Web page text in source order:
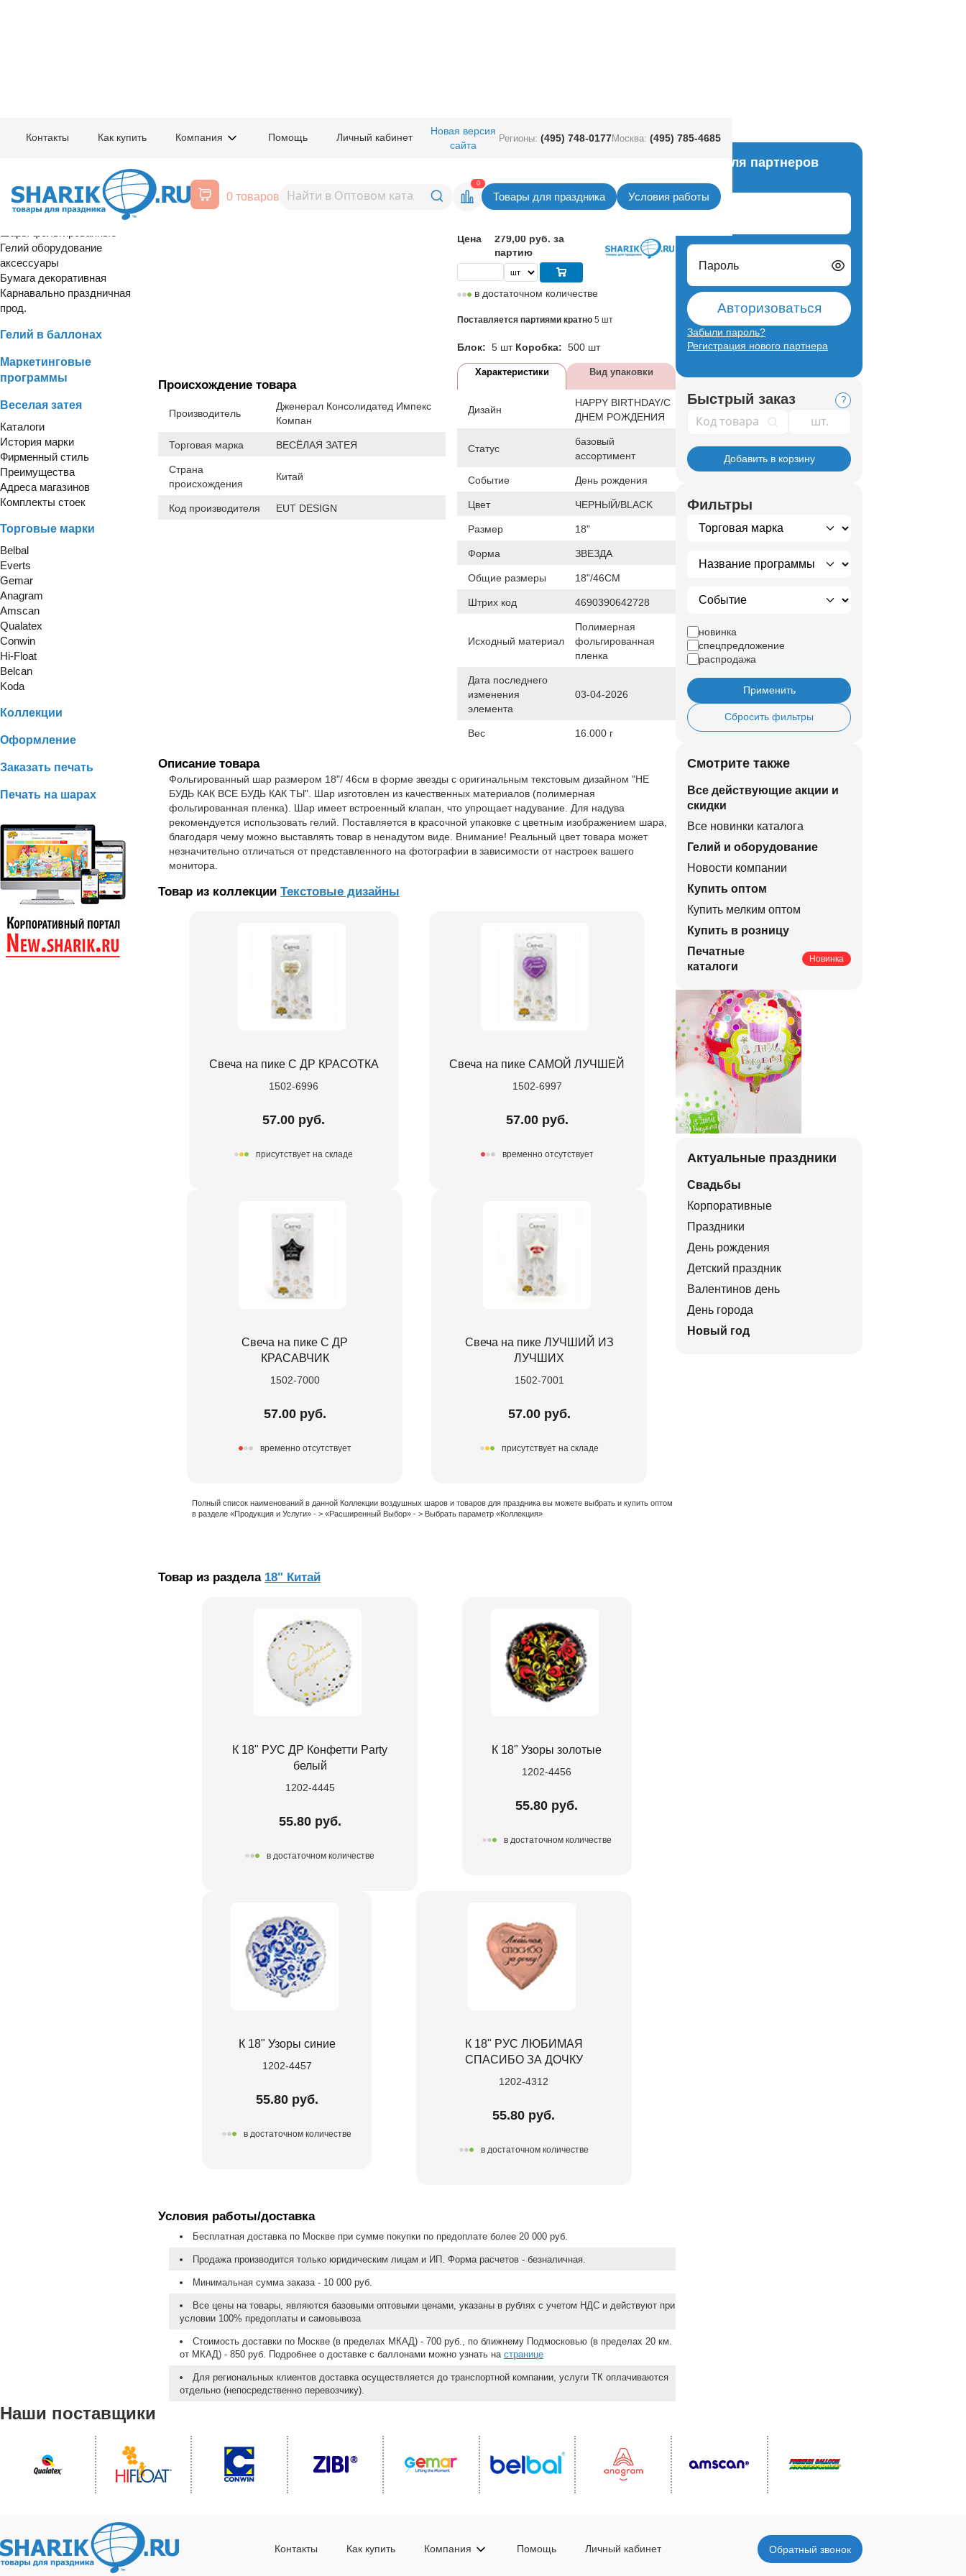
Контакты Как купить Компания Помощь Личный кабинет
Новая версия
сайта
Регионы: (495) 748-0177Москва: (495) 785-4685
0 товаров
0
Товары для праздника Условия работы
Расширенный поиск
Шары латексные
Гелий оборудование
аксессуары
Бумага декоративная
Карнавально праздничная
прод.
Гелий в баллонах
Маркетинговые
программы
Веселая затея
Каталоги
История марки
Фирменный стиль
Преимущества
Адреса магазинов
Комплекты стоек
Торговые марки
Belbal
Everts
Gemar
Anagram
Amscan
Qualatex
Conwin
Hi-Float
Belcan
Koda
Коллекции
Оформление
Заказать печать
Печать на шарах
1202-4260
К 18" РУС НЕ БУДЬ КАК ВСЕ БУДЬ КАК
ТЫ
Происхождение товара
Производитель
Дженерал Консолидатед Импекс
Компан
Торговая марка ВЕСЁЛАЯ ЗАТЕЯ
Страна
происхождения
Китай
Код производителя EUT DESIGN
Цена
279,00 руб. за
партию
в достаточном количестве
Поставляется партиями кратно 5 шт
Блок: 5 шт Коробка: 500 шт
Характеристики Вид упаковки
Дизайн
HAPPY BIRTHDAY/С
ДНЕМ РОЖДЕНИЯ
Статус
базовый
ассортимент
Событие День рождения
Цвет ЧЕРНЫЙ/BLACK
Размер 18"
Форма ЗВЕЗДА
Общие размеры 18"/46СМ
Штрих код 4690390642728
Исходный материал
Полимерная
фольгированная
пленка
Дата последнего
изменения
элемента
03-04-2026
Вес 16.000 г
Описание товара
Фольгированный шар размером 18"/ 46см в форме звезды с оригинальным текстовым дизайном "НЕ
БУДЬ КАК ВСЕ БУДЬ КАК ТЫ". Шар изготовлен из качественных материалов (полимерная
фольгированная пленка). Шар имеет встроенный клапан, что упрощает надувание. Для надува
рекомендуется использовать гелий. Поставляется в красочной упаковке с цветным изображением шара,
благодаря чему можно выставлять товар в ненадутом виде. Внимание! Реальный цвет товара может
незначительно отличаться от представленного на фотографии в зависимости от настроек вашего
монитора.
Товар из коллекции Текстовые дизайны
Свеча на пике С ДР КРАСОТКА
1502-6996
57.00 руб.
присутствует на складе
Свеча на пике САМОЙ ЛУЧШЕЙ
1502-6997
57.00 руб.
временно отсутствует
Свеча на пике С ДР
КРАСАВЧИК
1502-7000
57.00 руб.
временно отсутствует
Свеча на пике ЛУЧШИЙ ИЗ
ЛУЧШИХ
1502-7001
57.00 руб.
присутствует на складе
Полный список наименований в данной Коллекции воздушных шаров и товаров для праздника вы можете выбрать и купить оптом
в разделе «Продукция и Услуги» - > «Расширенный Выбор» - > Выбрать параметр «Коллекция»
Товар из раздела 18" Китай
К 18" РУС ДР Конфетти Party
белый
1202-4445
55.80 руб.
в достаточном количестве
К 18" Узоры золотые
1202-4456
55.80 руб.
в достаточном количестве
К 18" Узоры синие
1202-4457
55.80 руб.
в достаточном количестве
К 18" РУС ЛЮБИМАЯ
СПАСИБО ЗА ДОЧКУ
1202-4312
55.80 руб.
в достаточном количестве
Условия работы/доставка
Бесплатная доставка по Москве при сумме покупки по предоплате более 20 000 руб.
Продажа производится только юридическим лицам и ИП. Форма расчетов - безналичная.
Минимальная сумма заказа - 10 000 руб.
Все цены на товары, являются базовыми оптовыми ценами, указаны в рублях с учетом НДС и действуют при
условии 100% предоплаты и самовывоза
Стоимость доставки по Москве (в пределах МКАД) - 700 руб., по ближнему Подмосковью (в пределах 20 км.
от МКАД) - 850 руб. Подробнее о доставке с баллонами можно узнать на странице
Для региональных клиентов доставка осуществляется до транспортной компании, услуги ТК оплачиваются
отдельно (непосредственно перевозчику).
Вход для партнеров
Логин
Пароль
Авторизоваться
Забыли пароль?
Регистрация нового партнера
Быстрый заказ ?
Код товара
Добавить в корзину
Фильтры
новинка
спецпредложение
распродажа
Применить
Сбросить фильтры
Смотрите также
Все действующие акции и
скидки
Все новинки каталога
Гелий и оборудование
Новости компании
Купить оптом
Купить мелким оптом
Купить в розницу
Печатные
каталоги
Новинка
Актуальные праздники
Свадьбы
Корпоративные
Праздники
День рождения
Детский праздник
Валентинов день
День города
Новый год
Наши поставщики
Контакты Как купить Компания Помощь Личный кабинет Обратный звонок